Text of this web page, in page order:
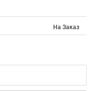
На Заказ